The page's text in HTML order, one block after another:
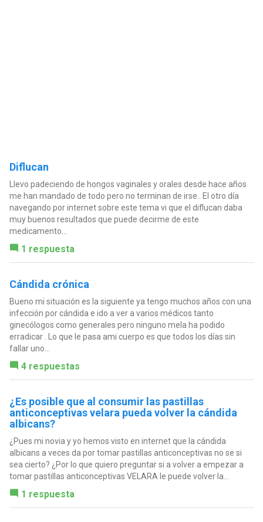
Diflucan
Llevo padeciendo de hongos vaginales y orales desde hace años
me han mandado de todo pero no terminan de irse.. El otro día
navegando por internet sobre este tema vi que el diflucan daba
muy buenos resultados que puede decirme de este
medicamento...
1 respuesta
Cándida crónica
Bueno mi situación es la siguiente ya tengo muchos años con una
infección por cándida e ido a ver a varios médicos tanto
ginecólogos como generales pero ninguno mela ha podido
erradicar . Lo que le pasa ami cuerpo es que todos los días sin
fallar uno...
4 respuestas
¿Es posible que al consumir las pastillas
anticonceptivas velara pueda volver la cándida
albicans?
¿Pues mi novia y yo hemos visto en internet que la cándida
albicans a veces da por tomar pastillas anticonceptivas no se si
sea cierto? ¿Por lo que quiero preguntar si a volver a empezar a
tomar pastillas anticonceptivas VELARA le puede volver la...
1 respuesta